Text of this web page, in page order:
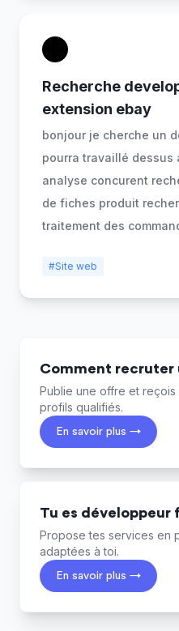
Recherche
extension ebay
bonjour je cherche un
pourra travaillé dessus
analyse concurent
de fiches produit
traitement des
#Site web
Comment recruter
Publie une offre et
profils qualifiés.
En savoir plus →
Tu es développeur
Propose tes services en
adaptées à toi.
En savoir plus →